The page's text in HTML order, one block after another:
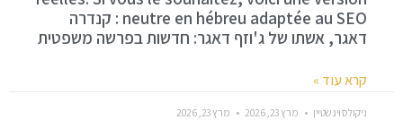
neutre en hébreu adaptée au SEO : קנדרה
דאגר, אשתו של ג'וזף דאגר: חדשות בפרשה משפטית
קרא עוד »
ניקולס וינשטיין מרץ 23, 2026 מרץ 23, 2026